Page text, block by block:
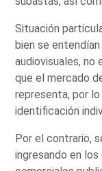
Situación
bien se
audiovisuales, no
que el mercado
representa, por
identificación
Por el contrario,
ingresando en